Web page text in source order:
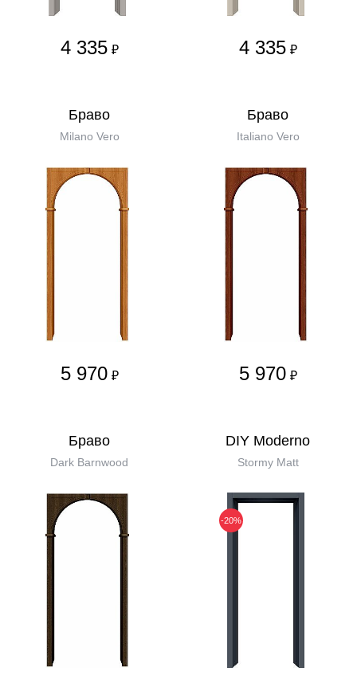
4 335 ₽ 4 335 ₽
Бравo
Milano Vero
5 970 ₽
Бравo
Italiano Vero
5 970 ₽
Бравo
Dark Barnwood
DIY Moderno
Stormy Matt
-20%